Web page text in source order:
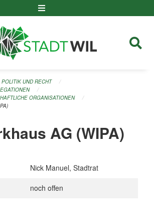
POLITIK UND RECHT
ORGANISATIONEN
AG (WIPA)
Nick Manuel, Stadtrat
noch offen